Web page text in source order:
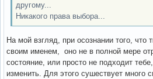
другому...
Никакого права выбора...
На мой взгляд, при осознании того,
своим именем, оно не в полной мере
состояние, или просто не подходит
изменить. Для этого сушествует много